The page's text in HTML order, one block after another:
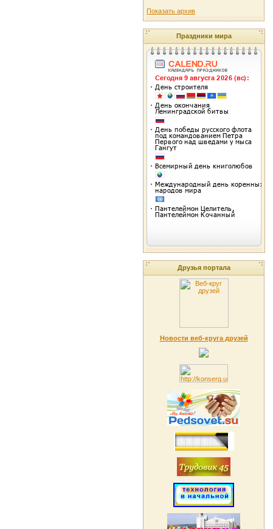
Показать архив
Праздники мира
Друзья портала
Новости веб-круга друзей